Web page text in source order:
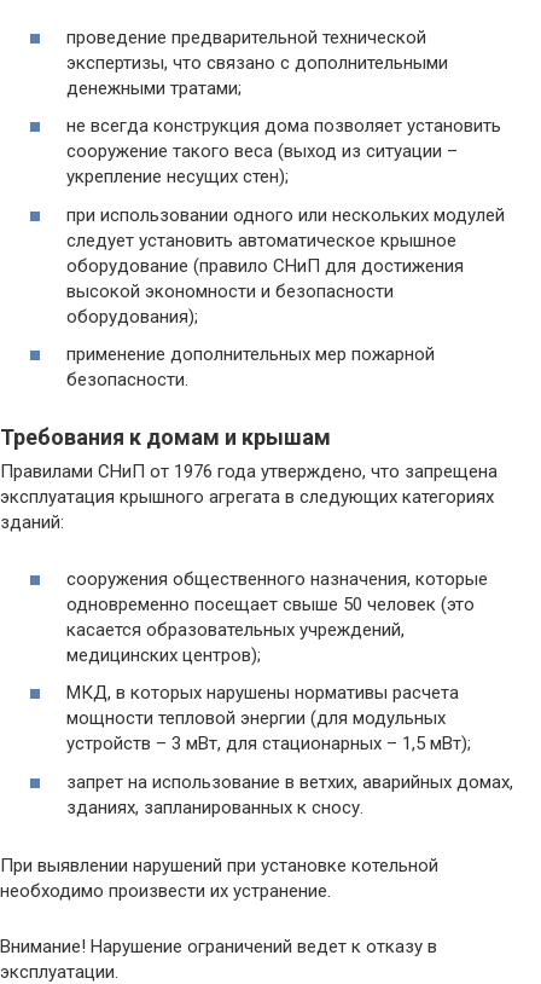
проведение предварительной технической
экспертизы, что связано с дополнительными
денежными тратами;
не всегда конструкция дома позволяет установить
сооружение такого веса (выход из ситуации –
укрепление несущих стен);
при использовании одного или нескольких модулей
следует установить автоматическое крышное
оборудование (правило СНиП для достижения
высокой экономности и безопасности
оборудования);
применение дополнительных мер пожарной
безопасности.
Требования к домам и крышам
Правилами СНиП от 1976 года утверждено, что запрещена
эксплуатация крышного агрегата в следующих категориях
зданий:
сооружения общественного назначения, которые
одновременно посещает свыше 50 человек (это
касается образовательных учреждений,
медицинских центров);
МКД, в которых нарушены нормативы расчета
мощности тепловой энергии (для модульных
устройств – 3 мВт, для стационарных – 1,5 мВт);
запрет на использование в ветхих, аварийных домах,
зданиях, запланированных к сносу.
При выявлении нарушений при установке котельной
необходимо произвести их устранение.
Внимание! Нарушение ограничений ведет к отказу в
эксплуатации.